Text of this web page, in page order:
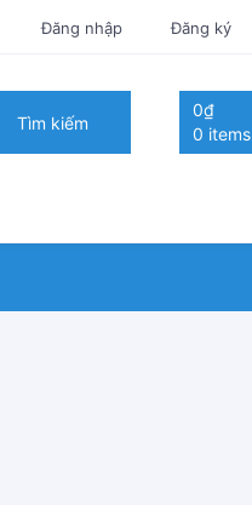
Đăng nhập Đăng ký
Tìm kiếm
0₫
0 items